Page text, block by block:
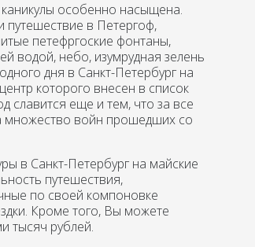
особенно насыщена.
путешествие в Петергоф,
петефргоские фонтаны,
водой, небо, изумрудная зелень
дня в Санкт-Петербург на
которого внесен в список
славится еще и тем, что за все
множество войн прошедших со
в Санкт-Петербург на майские
путешествия,
по своей компоновке
Кроме того, Вы можете
тысяч рублей.